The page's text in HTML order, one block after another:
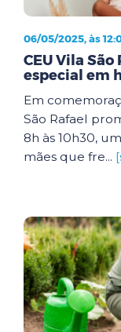
06/05/2025, às
CEU Vila
especial em
Em
São Rafael
8h às 10h30,
mães que fre...